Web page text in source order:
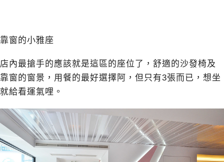
靠窗的小雅座
店內最搶手的應該就是這區的座位了，舒適的沙發椅及
靠窗的窗景，用餐的最好選擇阿，但只有3張而已，想坐
就給看運氣哩。